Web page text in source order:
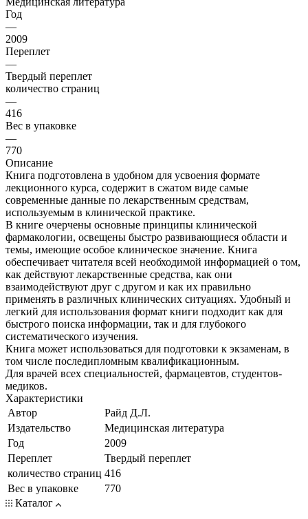
Год
—
2009
Переплет
—
Твердый переплет
количество страниц
—
416
Вес в упаковке
—
770
Описание
Книга подготовлена в удобном для усвоения формате
лекционного курса, содержит в сжатом виде самые
современные данные по лекарственным средствам,
используемым в клинической практике.
В книге очерчены основные принципы клинической
фармакологии, освещены быстро развивающиеся области и
темы, имеющие особое клиническое значение. Книга
обеспечивает читателя всей необходимой информацией о том,
как действуют лекарственные средства, как они
взаимодействуют друг с другом и как их правильно
применять в различных клинических ситуациях. Удобный и
легкий для использования формат книги подходит как для
быстрого поиска информации, так и для глубокого
систематического изучения.
Книга может использоваться для подготовки к экзаменам, в
том числе последипломным квалификационным.
Для врачей всех специальностей, фармацевтов, студентов-
медиков.
Характеристики
Автор
Райд Д.Л.
Издательство
Медицинская литература
Год
2009
Переплет
Твердый переплет
количество страниц 416
Вес в упаковке
770
Каталог